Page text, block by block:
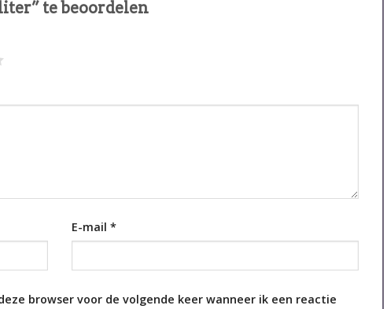
te beoordelen
E-mail *
browser voor de volgende keer wanneer ik een reactie